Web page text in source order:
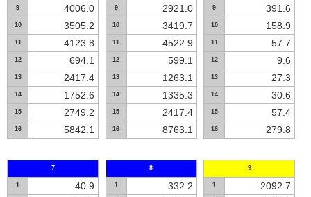
9 4006.0
10 3505.2
11 4123.8
12 694.1
13 2417.4
14 1752.6
15 2749.2
16 5842.1
9 2921.0
10 3419.7
11 4522.9
12 599.1
13 1263.1
14 1335.3
15 2417.4
16 8763.1
9 391.6
10 158.9
11 57.7
12 9.6
13 27.3
14 30.6
15 57.4
16 279.8
7
1 40.9
8
1 332.2
9
1 2092.7